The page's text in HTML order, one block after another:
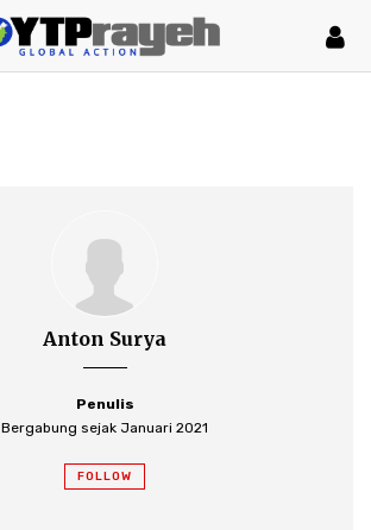
Anton Surya
Penulis
Bergabung sejak Januari 2021
FOLLOW